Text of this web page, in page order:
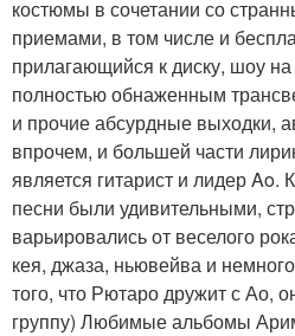
костюмы в сочетании со
приемами, в том числе и
прилагающийся к диску, шоу на
полностью обнаженным
и прочие абсурдные выходки,
впрочем, и большей части
является гитарист и лидер Ao.
песни были удивительными,
варьировались от веселого
кея, джаза, ньювейва и
того, что Рютаро дружит с Ао,
группу) Любимые альбомы